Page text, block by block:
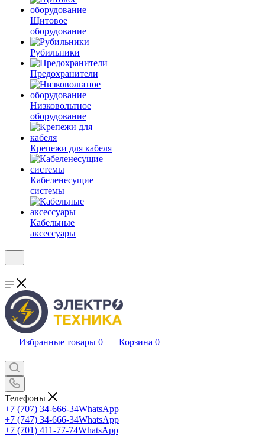
Щитовое
оборудование
Рубильники
Предохранители
Низковольтное
оборудование
Крепежи для кабеля
Кабеленесущие
системы
Кабельные
аксессуары
Избранные товары 0 Корзина 0
Телефоны
+7 (707) 34-666-34WhatsApp
+7 (747) 34-666-34WhatsApp
+7 (701) 411-77-74WhatsApp